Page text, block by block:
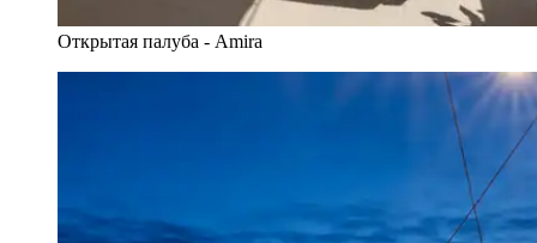
Открытая палуба - Amira